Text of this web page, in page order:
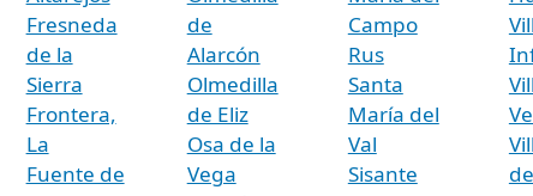
Fresneda
de la
Sierra
Frontera,
La
Fuente de
de
Alarcón
Olmedilla
de Eliz
Osa de la
Vega
Campo
Rus
Santa
María del
Val
Sisante
de